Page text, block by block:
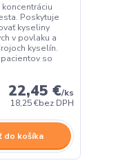
Poskytuje
kyseliny
v povlaku a
kyselín.
so
22,45 €/ks
18,25 €bez DPH
do košíka